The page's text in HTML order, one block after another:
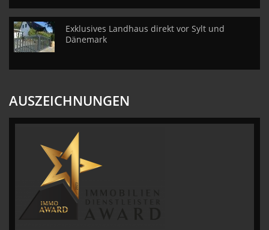
Exklusives Landhaus direkt vor Sylt und
Dänemark
AUSZEICHNUNGEN